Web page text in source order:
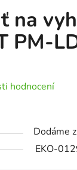
na
PM-
hodnocení
Dodáme
EKO-